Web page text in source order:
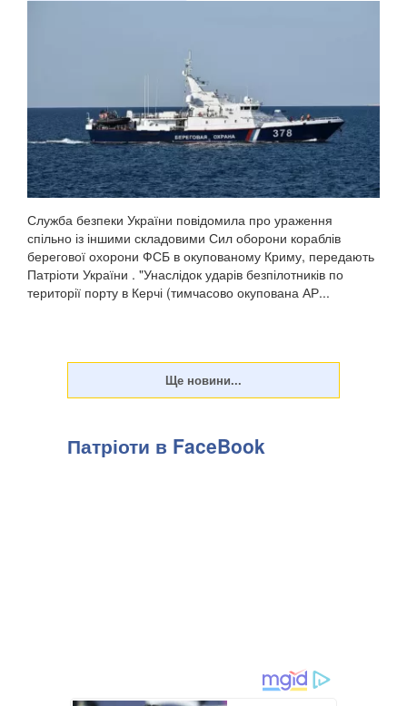
Служба безпеки України повідомила про ураження
спільно із іншими складовими Сил оборони кораблів
берегової охорони ФСБ в окупованому Криму, передають
Патріоти України . "Унаслідок ударів безпілотників по
території порту в Керчі (тимчасово окупована АР...
Патріоти в FaceBook